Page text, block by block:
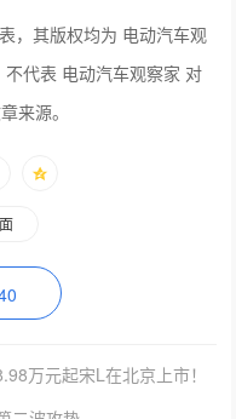
，其版权均为 电动汽车观
代表 电动汽车观察家 对
来源。
万元起宋L在北京上市！